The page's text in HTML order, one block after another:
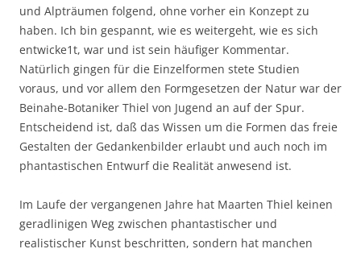
und Alpträumen folgend, ohne vorher ein Konzept zu
haben. Ich bin gespannt, wie es weitergeht, wie es sich
entwicke1t, war und ist sein häufiger Kommentar.
Natürlich gingen für die Einzelformen stete Studien
voraus, und vor allem den Formgesetzen der Natur war der
Beinahe-Botaniker Thiel von Jugend an auf der Spur.
Entscheidend ist, daß das Wissen um die Formen das freie
Gestalten der Gedankenbilder erlaubt und auch noch im
phantastischen Entwurf die Realität anwesend ist.
Im Laufe der vergangenen Jahre hat Maarten Thiel keinen
geradlinigen Weg zwischen phantastischer und
realistischer Kunst beschritten, sondern hat manchen